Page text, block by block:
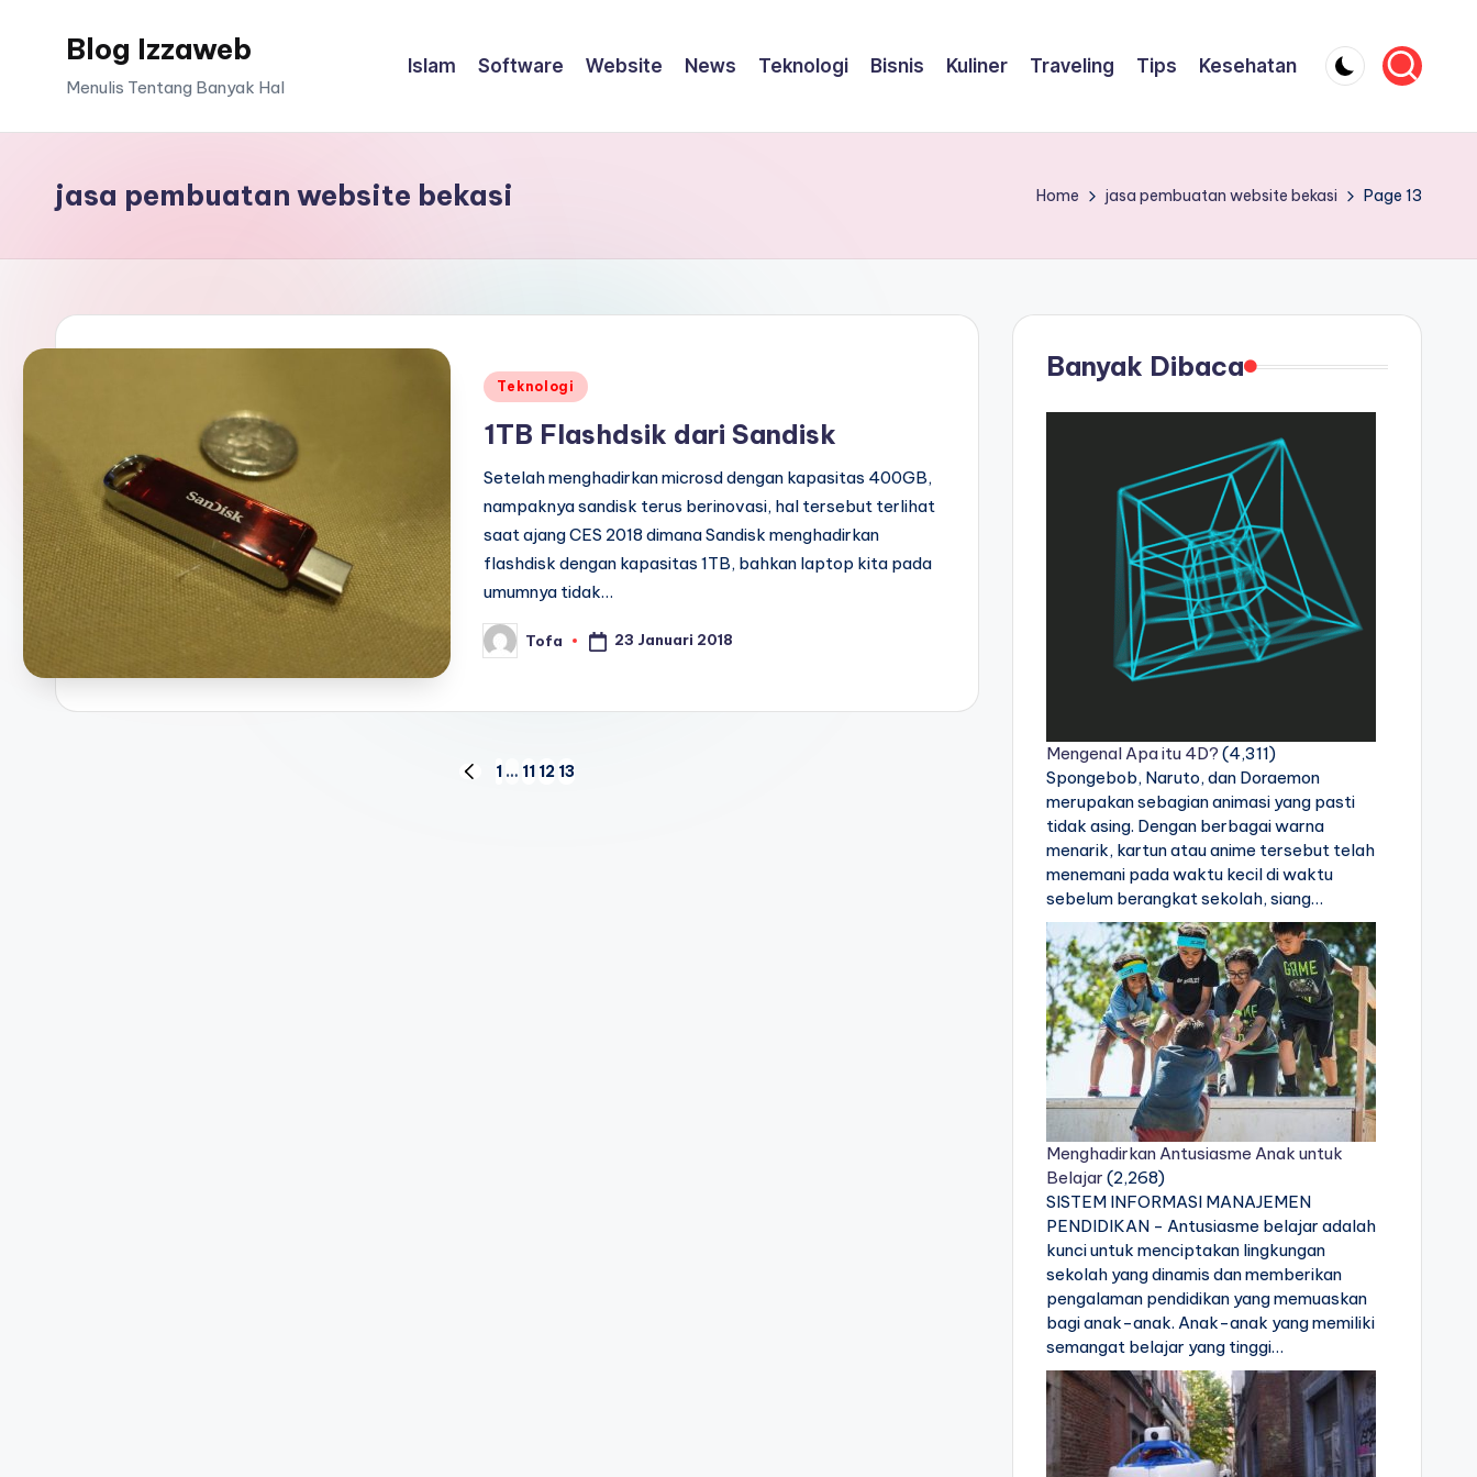
Blog Izzaweb
Menulis Tentang Banyak Hal
Islam Software Website News Teknologi Bisnis Kuliner Traveling Tips Kesehatan
jasa pembuatan website bekasi Home jasa pembuatan website bekasi Page 13
Posted
Teknologi
1TB Flashdsik dari Sandisk
Setelah menghadirkan microsd dengan kapasitas 400GB,
nampaknya sandisk terus berinovasi, hal tersebut terlihat
saat ajang CES 2018 dimana Sandisk menghadirkan
flashdisk dengan kapasitas 1TB, bahkan laptop kita pada
umumnya tidak…
Posted
by
Tofa 23 Januari 2018
PREVIOUS
1 … 11 12 13
Banyak Dibaca
Mengenal Apa itu 4D? (4,311)
Spongebob, Naruto, dan Doraemon
merupakan sebagian animasi yang pasti
tidak asing. Dengan berbagai warna
menarik, kartun atau anime tersebut telah
menemani pada waktu kecil di waktu
sebelum berangkat sekolah, siang…
Menghadirkan Antusiasme Anak untuk
Belajar (2,268)
SISTEM INFORMASI MANAJEMEN
PENDIDIKAN - Antusiasme belajar adalah
kunci untuk menciptakan lingkungan
sekolah yang dinamis dan memberikan
pengalaman pendidikan yang memuaskan
bagi anak-anak. Anak-anak yang memiliki
semangat belajar yang tinggi…